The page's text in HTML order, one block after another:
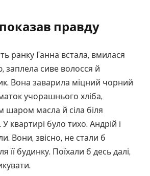
правду
ранку Ганна встала, вмилася
сиве волосся й
Вона заварила міцний чорний
учорашнього хліба,
шаром масла й сіла біля
квартирі було тихо. Андрій і
Вони, звісно, не стали б
її будинку. Поїхали б десь далі,